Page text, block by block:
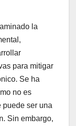
la
para mitigar
Se ha
no es
puede ser una
Sin embargo,